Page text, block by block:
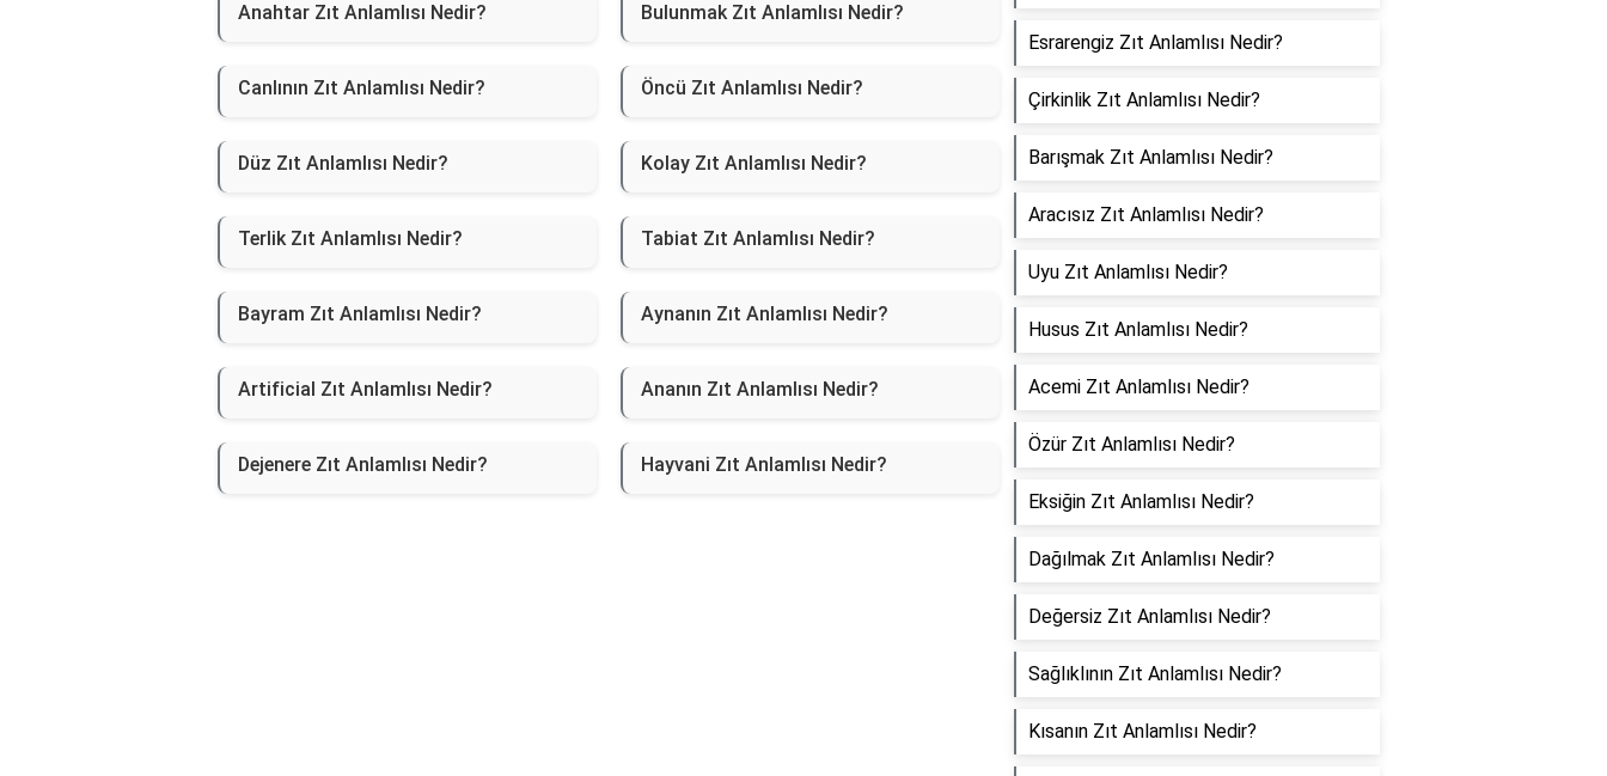
Anahtar Zıt Anlamlısı Nedir? Bulunmak Zıt Anlamlısı Nedir?
Canlının Zıt Anlamlısı Nedir? Öncü Zıt Anlamlısı Nedir?
Düz Zıt Anlamlısı Nedir? Kolay Zıt Anlamlısı Nedir?
Terlik Zıt Anlamlısı Nedir? Tabiat Zıt Anlamlısı Nedir?
Bayram Zıt Anlamlısı Nedir? Aynanın Zıt Anlamlısı Nedir?
Artificial Zıt Anlamlısı Nedir? Ananın Zıt Anlamlısı Nedir?
Dejenere Zıt Anlamlısı Nedir? Hayvani Zıt Anlamlısı Nedir?
Esrarengiz Zıt Anlamlısı Nedir?
Çirkinlik Zıt Anlamlısı Nedir?
Barışmak Zıt Anlamlısı Nedir?
Aracısız Zıt Anlamlısı Nedir?
Uyu Zıt Anlamlısı Nedir?
Husus Zıt Anlamlısı Nedir?
Acemi Zıt Anlamlısı Nedir?
Özür Zıt Anlamlısı Nedir?
Eksiğin Zıt Anlamlısı Nedir?
Dağılmak Zıt Anlamlısı Nedir?
Değersiz Zıt Anlamlısı Nedir?
Sağlıklının Zıt Anlamlısı Nedir?
Kısanın Zıt Anlamlısı Nedir?